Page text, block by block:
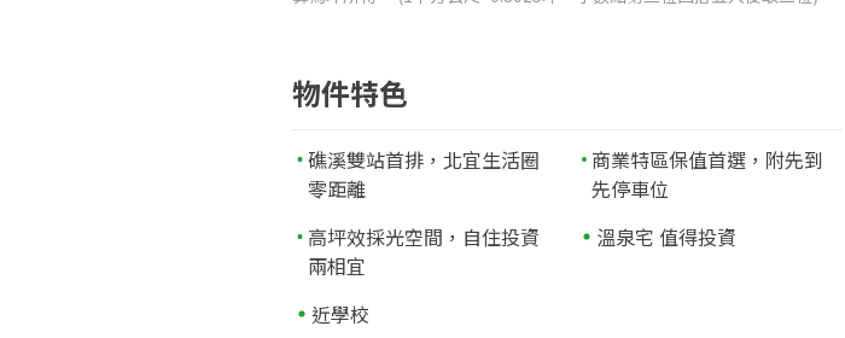
物件特色
礁溪雙站首排，北宜生活圈
零距離
商業特區保值首選，附先到
先停車位
高坪效採光空間，自住投資
兩相宜
溫泉宅 值得投資
近學校